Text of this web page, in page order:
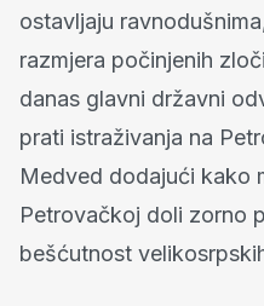
ostavljaju
razmjera počinjenih
danas glavni državni
prati istraživanja na
Medved dodajući kako
Petrovačkoj doli zorno
bešćutnost